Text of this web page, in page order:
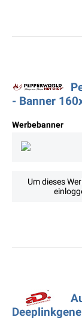
- Banner
Werbebanner
Um dieses